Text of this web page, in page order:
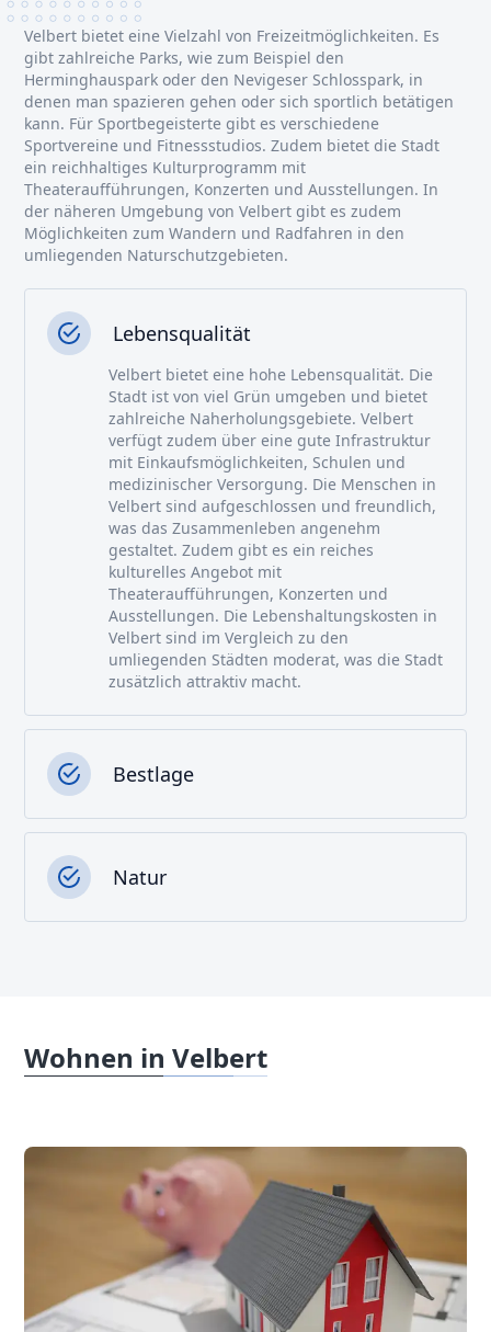
Velbert bietet eine Vielzahl von Freizeitmöglichkeiten. Es
gibt zahlreiche Parks, wie zum Beispiel den
Herminghauspark oder den Nevigeser Schlosspark, in
denen man spazieren gehen oder sich sportlich betätigen
kann. Für Sportbegeisterte gibt es verschiedene
Sportvereine und Fitnessstudios. Zudem bietet die Stadt
ein reichhaltiges Kulturprogramm mit
Theateraufführungen, Konzerten und Ausstellungen. In
der näheren Umgebung von Velbert gibt es zudem
Möglichkeiten zum Wandern und Radfahren in den
umliegenden Naturschutzgebieten.
Lebensqualität
Velbert bietet eine hohe Lebensqualität. Die
Stadt ist von viel Grün umgeben und bietet
zahlreiche Naherholungsgebiete. Velbert
verfügt zudem über eine gute Infrastruktur
mit Einkaufsmöglichkeiten, Schulen und
medizinischer Versorgung. Die Menschen in
Velbert sind aufgeschlossen und freundlich,
was das Zusammenleben angenehm
gestaltet. Zudem gibt es ein reiches
kulturelles Angebot mit
Theateraufführungen, Konzerten und
Ausstellungen. Die Lebenshaltungskosten in
Velbert sind im Vergleich zu den
umliegenden Städten moderat, was die Stadt
zusätzlich attraktiv macht.
Bestlage
Natur
Wohnen in Velbert